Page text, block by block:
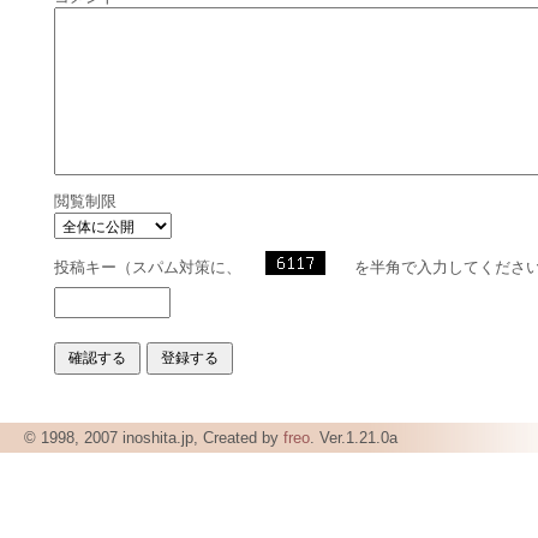
閲覧制限
投稿キー（スパム対策に、 を半角で入力してくださ
© 1998, 2007 inoshita.jp, Created by freo. Ver.1.21.0a